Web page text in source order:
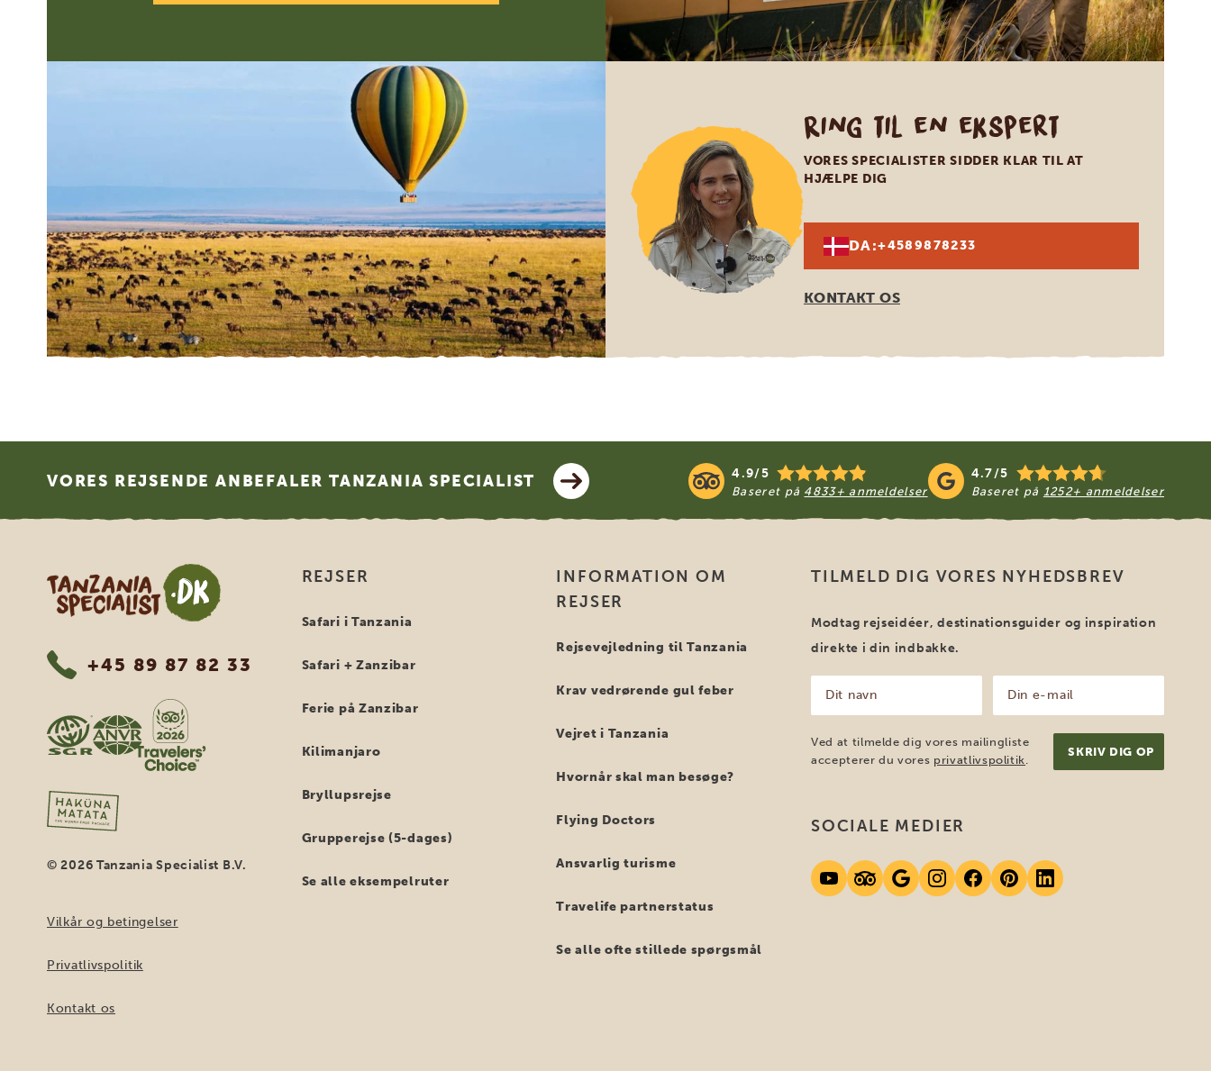
Ring til en ekspert
VORES SPECIALISTER SIDDER KLAR TIL AT
HJÆLPE DIG
DA:+4589878233
KONTAKT OS
VORES REJSENDE ANBEFALER TANZANIA SPECIALIST 4.9/5
Baseret på 4833+ anmeldelser
4.7/5
Baseret på 1252+ anmeldelser
Tanzania Specialist
+45 89 87 82 33
© 2026 Tanzania Specialist B.V.
Vilkår og betingelser
Privatlivspolitik
Kontakt os
REJSER
Safari i Tanzania
Safari + Zanzibar
Ferie på Zanzibar
Kilimanjaro
Bryllupsrejse
Grupperejse (5-dages)
Se alle eksempelruter
INFORMATION OM
REJSER
Rejsevejledning til Tanzania
Krav vedrørende gul feber
Vejret i Tanzania
Hvornår skal man besøge?
Flying Doctors
Ansvarlig turisme
Travelife partnerstatus
Se alle ofte stillede spørgsmål
TILMELD DIG VORES NYHEDSBREV
Modtag rejseidéer, destinationsguider og inspiration
direkte i din indbakke.
navn
(Påkrævet)
mail
(Påkrævet)
Ved at tilmelde dig vores mailingliste
accepterer du vores privatlivspolitik.
SOCIALE MEDIER